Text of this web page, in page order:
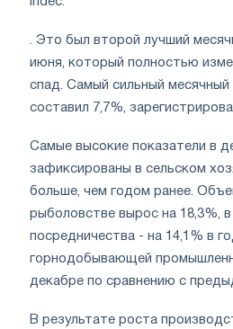
. Это был второй лучший
июня, который полностью
спад. Самый сильный месячный
составил 7,7%,
Самые высокие показатели в
зафиксированы в сельском
больше, чем годом ранее.
рыболовстве вырос на 18,3%,
посредничества - на 14,1% в
горнодобывающей
декабре по сравнению с
В результате роста